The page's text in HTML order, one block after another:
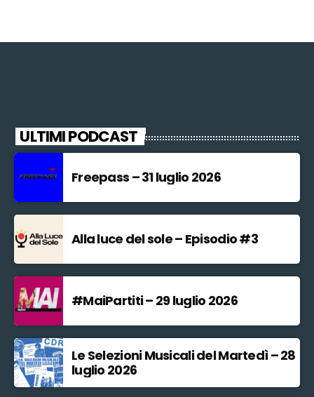
ULTIMI PODCAST
Freepass – 31 luglio 2026
Alla luce del sole – Episodio #3
#MaiPartiti – 29 luglio 2026
Le Selezioni Musicali del Martedì – 28
luglio 2026